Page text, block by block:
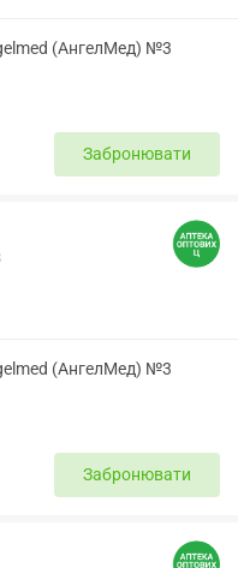
(АнгелМед) №3
Забронювати
(АнгелМед) №3
Забронювати